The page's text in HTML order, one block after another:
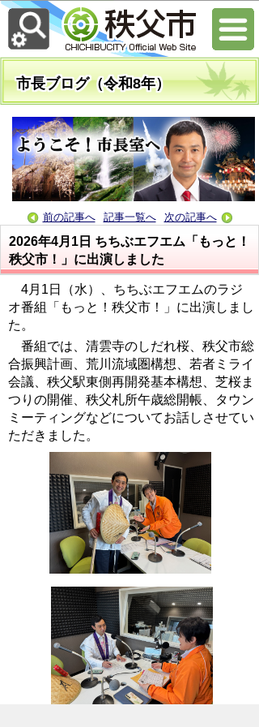
市長ブログ（令和8年）
前の記事へ 記事一覧へ 次の記事へ
2026年4月1日 ちちぶエフエム「もっと！
秩父市！」に出演しました
4月1日（水）、ちちぶエフエムのラジ
オ番組「もっと！秩父市！」に出演しまし
た。
番組では、清雲寺のしだれ桜、秩父市総
合振興計画、荒川流域圏構想、若者ミライ
会議、秩父駅東側再開発基本構想、芝桜ま
つりの開催、秩父札所午歳総開帳、タウン
ミーティングなどについてお話しさせてい
ただきました。